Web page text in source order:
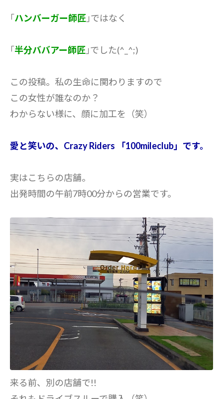
｢ハンバーガー師匠 ｣ではなく
｢半分ババアー師匠 ｣でした(^_^;)
この投稿。私の生命に関わりますので
この女性が誰なのか？
わからない様に、顔に加工を（笑）
愛と笑いの、Crazy Riders 「100mileclub」です。
実はこちらの店舗。
出発時間の午前7時00分からの営業です。
来る前、別の店舗で!!